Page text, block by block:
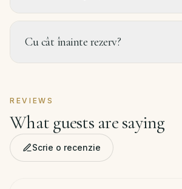
Cu cât înainte rezerv?
REVIEWS
What guests are saying
Scrie o recenzie